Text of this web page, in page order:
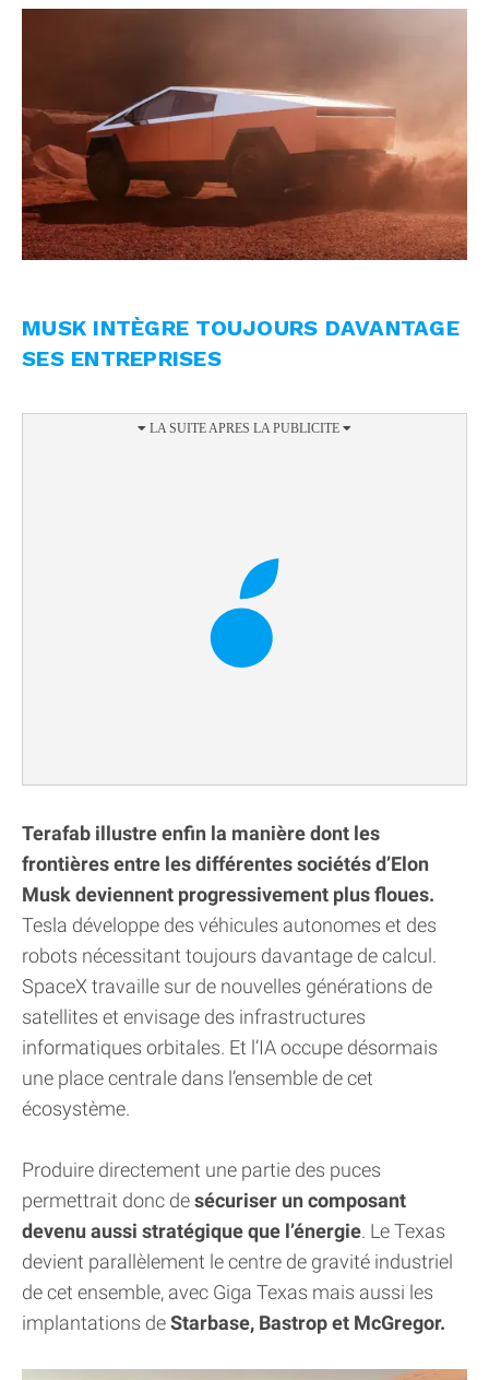
MUSK INTÈGRE TOUJOURS DAVANTAGE
SES ENTREPRISES
Terafab illustre enfin la manière dont les
frontières entre les différentes sociétés d’Elon
Musk deviennent progressivement plus floues.
Tesla développe des véhicules autonomes et des
robots nécessitant toujours davantage de calcul.
SpaceX travaille sur de nouvelles générations de
satellites et envisage des infrastructures
informatiques orbitales. Et l’IA occupe désormais
une place centrale dans l’ensemble de cet
écosystème.
Produire directement une partie des puces
permettrait donc desécuriser un composant
devenu aussi stratégique que l’énergie. Le Texas
devient parallèlement le centre de gravité industriel
de cet ensemble, avec Giga Texas mais aussi les
implantations deStarbase, Bastrop et McGregor.